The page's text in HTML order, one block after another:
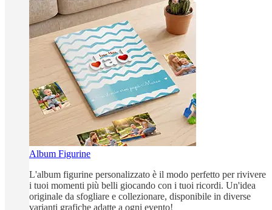
Album Figurine
L'album figurine personalizzato è il modo perfetto per rivivere
i tuoi momenti più belli giocando con i tuoi ricordi. Un'idea
originale da sfogliare e collezionare, disponibile in diverse
varianti grafiche adatte a ogni evento!